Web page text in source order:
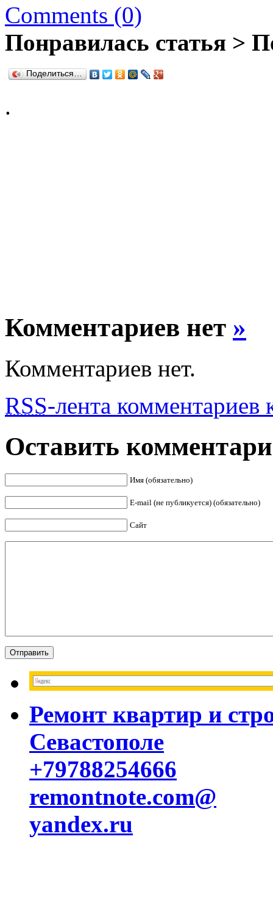
Comments (0)
Понравилась статья >
Поделиться…
.
Комментариев нет »
Комментариев нет.
RSS-лента комментариев
Оставить
Имя (обязательно)
E-mail (не публикуется) (обязательно)
Сайт
Ремонт квартир и
Севастополе
+79788254666
remontnote.com@
yandex.ru